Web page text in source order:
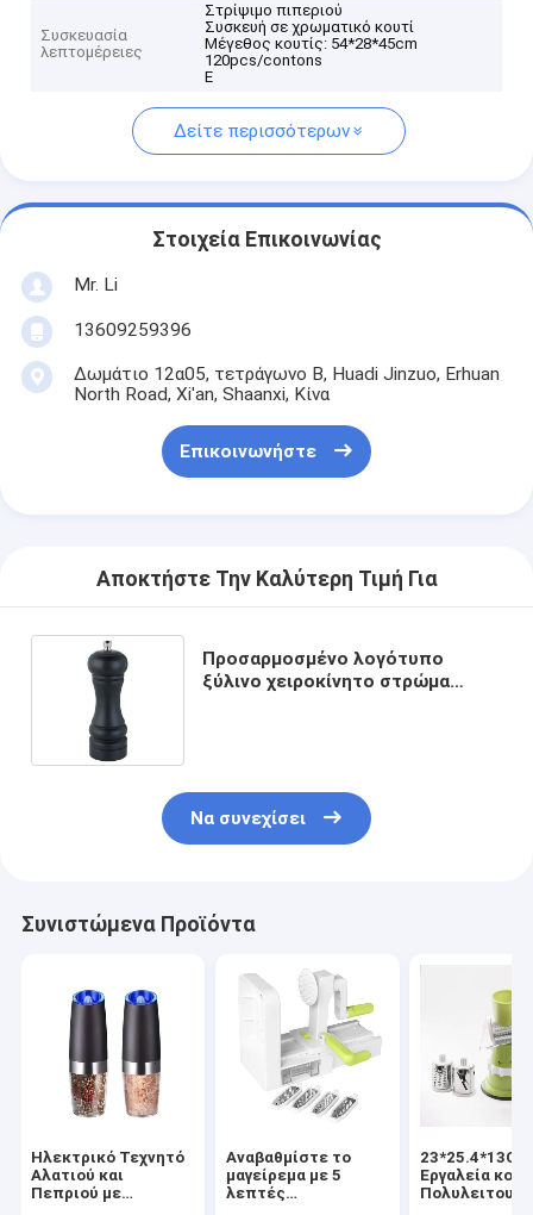
Συσκευασία
λεπτομέρειες
Στρίψιμο πιπεριού
Συσκευή σε χρωματικό κουτί
Μέγεθος κουτίς: 54*28*45cm
120pcs/contons
Ε
Δείτε περισσότερων
Στοιχεία Επικοινωνίας
Mr. Li
13609259396
Δωμάτιο 12α05, τετράγωνο Β, Huadi Jinzuo, Erhuan
North Road, Xi'an, Shaanxi, Κίνα
Επικοινωνήστε
Αποκτήστε Την Καλύτερη Τιμή Για
Προσαρμοσμένο λογότυπο
ξύλινο χειροκίνητο στρώμα
Να συνεχίσει
Συνιστώμενα Προϊόντα
Ηλεκτρικό Τεχνητό
Αλατιού και
Πεπριού με
Αναβαθμίστε το
μαγείρεμα με 5
λεπτές
23*25.4*13CM
Εργαλεία